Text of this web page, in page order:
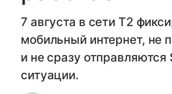
7 августа в сети T2
мобильный интернет, не
и не сразу
ситуации.